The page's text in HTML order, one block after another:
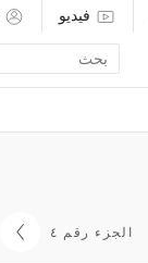
فيديو
search
term
الجزء رقم ٤